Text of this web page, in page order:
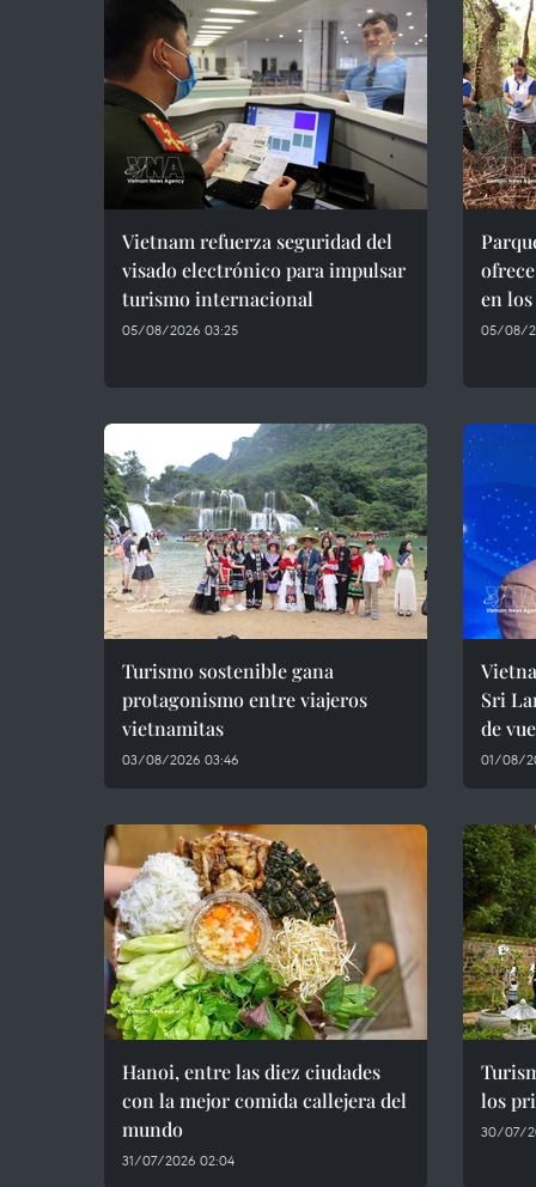
Vietnam refuerza seguridad del
visado electrónico para impulsar
turismo internacional
05/08/2026 03:25
en
05/08/
Turismo sostenible gana
protagonismo entre viajeros
vietnamitas
03/08/2026 03:46
Sri
de
01/08/
Hanoi, entre las diez ciudades
con la mejor comida callejera del
mundo
31/07/2026 02:04
los
30/07/